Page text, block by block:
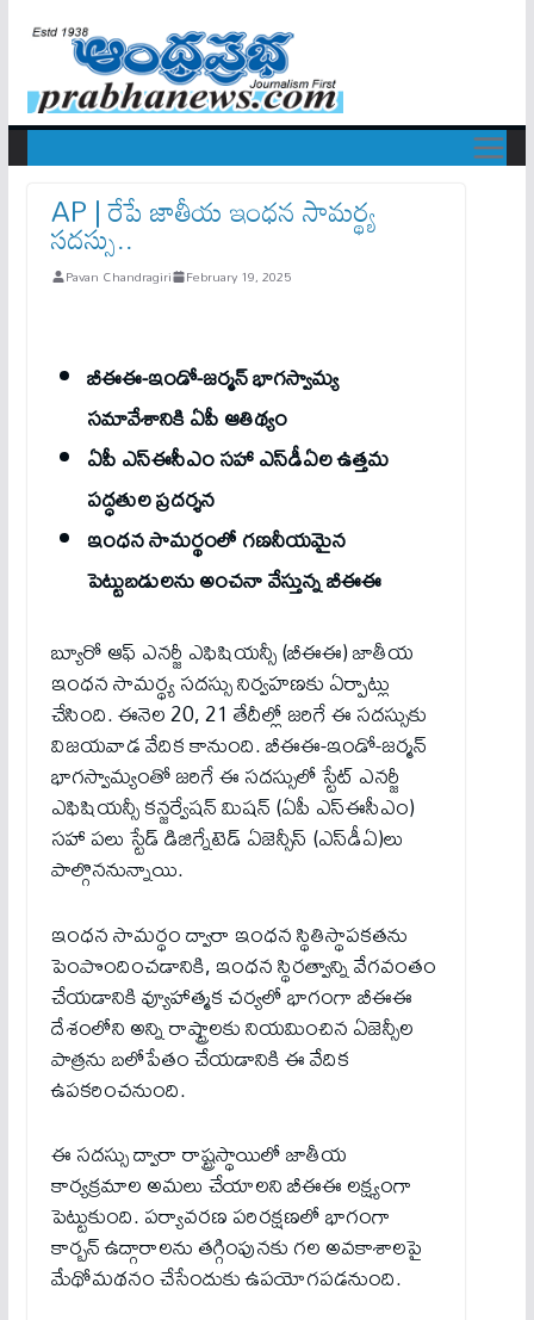
AP | రేపే జాతీయ ఇంధన సామర్థ్య
సదస్సు..
Pavan Chandragiri February 19, 2025
బీఈఈ-ఇండో-జర్మన్‌ భాగస్వామ్య
సమావేశానికి ఏపీ ఆతిథ్యం
ఏపీ ఎస్‌ఈసీఎం సహా ఎస్‌డీఏల ఉత్తమ
పద్ధతుల ప్రదర్శన
ఇంధన సామర్థంలో గణనీయమైన
పెట్టుబడులను అంచనా వేస్తున్న బీఈఈ
బ్యూరో ఆఫ్‌ ఎనర్జీ ఎఫిషియన్సీ (బీఈఈ) జాతీయ
ఇంధన సామర్థ్య సదస్సు నిర్వహణకు ఏర్పాట్లు
చేసింది. ఈనెల 20, 21 తేదీల్లో జరిగే ఈ సదస్సుకు
విజయవాడ వేదిక కానుంది. బీఈఈ-ఇండో-జర్మన్‌
భాగస్వామ్యంతో జరిగే ఈ సదస్సులో స్టేట్‌ ఎనర్జీ
ఎఫిషియన్సీ కన్జర్వేషన్‌ మిషన్‌ (ఏపీ ఎస్‌ఈసీఎం)
సహా పలు స్టేడ్‌ డిజిగ్నేటెడ్‌ ఏజెన్సీస్‌ (ఎస్‌డీఏ)లు
పాల్గొననున్నాయి.
ఇంధన సామర్థం ద్వారా ఇంధన స్థితిస్థాపకతను
పెంపొందించడానికి, ఇంధన స్థిరత్వాన్ని వేగవంతం
చేయడానికి వ్యూహాత్మక చర్యలో భాగంగా బీఈఈ
దేశంలోని అన్ని రాష్ట్రాలకు నియమించిన ఏజెన్సీల
పాత్రను బలోపేతం చేయడానికి ఈ వేదిక
ఉపకరించనుంది.
ఈ సదస్సు ద్వారా రాష్ట్రస్థాయిలో జాతీయ
కార్యక్రమాల అమలు చేయాలని బీఈఈ లక్ష్యంగా
పెట్టుకుంది. పర్యావరణ పరిరక్షణలో భాగంగా
కార్బన్‌ ఉద్గారాలను తగ్గింపునకు గల అవకాశాలపై
మేథోమథనం చేసేందుకు ఉపయోగపడనుంది.